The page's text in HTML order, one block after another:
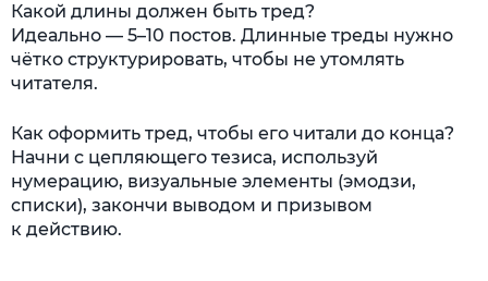
Какой длины должен быть тред?
Идеально — 5–10 постов. Длинные треды нужно
чётко структурировать, чтобы не утомлять
читателя.
Как оформить тред, чтобы его читали до конца?
Начни с цепляющего тезиса, используй
нумерацию, визуальные элементы (эмодзи,
списки), закончи выводом и призывом
к действию.